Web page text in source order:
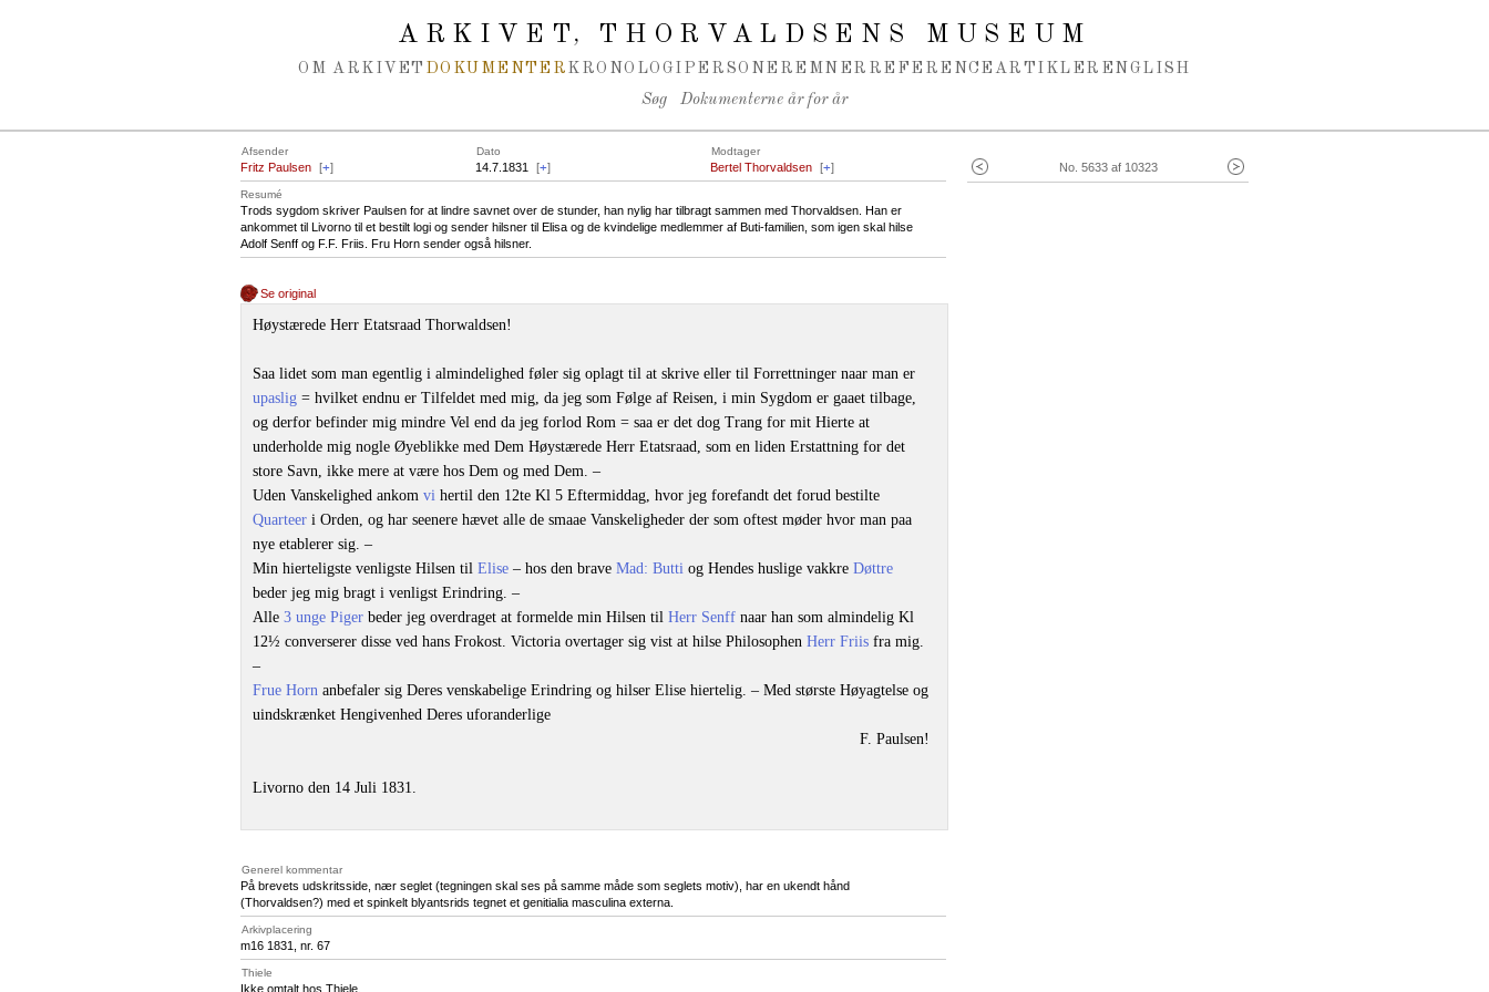
ARKIVET, THORVALDSENS MUSEUM
OM ARKIVET DOKUMENTER KRONOLOGI PERSONER EMNER REFERENCEARTIKLER ENGLISH
Søg Dokumenterne år for år
No. 5633 af 10323
Afsender Dato Modtager
Fritz Paulsen [+] 14.7.1831 [+] Bertel Thorvaldsen [+]
Resumé
Trods sygdom skriver Paulsen for at lindre savnet over de stunder, han nylig har tilbragt sammen med Thorvaldsen. Han er
ankommet til Livorno til et bestilt logi og sender hilsner til Elisa og de kvindelige medlemmer af Buti-familien, som igen skal hilse
Adolf Senff og F.F. Friis. Fru Horn sender også hilsner.
Se original
Høystærede Herr Etatsraad Thorwaldsen!
Saa lidet som man egentlig i almindelighed føler sig oplagt til at skrive eller til Forrettninger naar man er
upaslig = hvilket endnu er Tilfeldet med mig, da jeg som Følge af Reisen, i min Sygdom er gaaet tilbage,
og derfor befinder mig mindre Vel end da jeg forlod Rom = saa er det dog Trang for mit Hierte at
underholde mig nogle Øyeblikke med Dem Høystærede Herr Etatsraad, som en liden Erstattning for det
store Savn, ikke mere at være hos Dem og med Dem. –
Uden Vanskelighed ankom vi hertil den 12te Kl 5 Eftermiddag, hvor jeg forefandt det forud bestilte
Quarteer i Orden, og har seenere hævet alle de smaae Vanskeligheder der som oftest møder hvor man paa
nye etablerer sig. –
Min hierteligste venligste Hilsen til Elise – hos den brave Mad: Butti og Hendes huslige vakkre Døttre
beder jeg mig bragt i venligst Erindring. –
Alle 3 unge Piger beder jeg overdraget at formelde min Hilsen til Herr Senff naar han som almindelig Kl
12½ converserer disse ved hans Frokost. Victoria overtager sig vist at hilse Philosophen Herr Friis fra mig.
–
Frue Horn anbefaler sig Deres venskabelige Erindring og hilser Elise hiertelig. – Med største Høyagtelse og
uindskrænket Hengivenhed Deres uforanderlige
F. Paulsen!
Livorno den 14 Juli 1831.
Generel kommentar
På brevets udskritsside, nær seglet (tegningen skal ses på samme måde som seglets motiv), har en ukendt hånd
(Thorvaldsen?) med et spinkelt blyantsrids tegnet et genitialia masculina externa.
Arkivplacering
m16 1831, nr. 67
Thiele
Ikke omtalt hos Thiele.